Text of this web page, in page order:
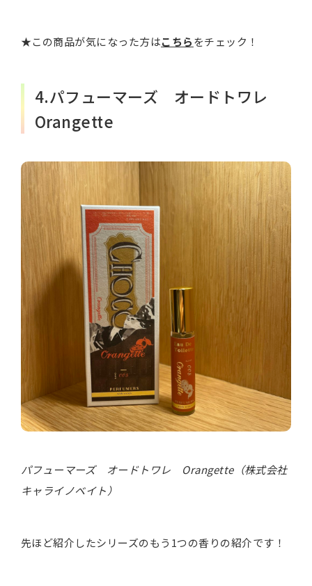
★この商品が気になった方はこちらをチェック！
4.パフューマーズ オードトワレ
Orangette
パフューマーズ オードトワレ Orangette（株式会社
キャライノベイト）
先ほど紹介したシリーズのもう1つの香りの紹介です！